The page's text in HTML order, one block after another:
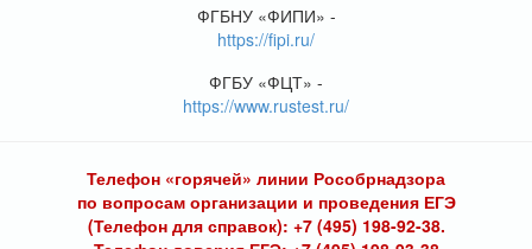
ФГБНУ «ФИПИ» -
https://fipi.ru/
ФГБУ «ФЦТ» -
https://www.rustest.ru/
Телефон «горячей» линии Рособрнадзора
по вопросам организации и проведения ЕГЭ
(Телефон для справок): +7 (495) 198-92-38.